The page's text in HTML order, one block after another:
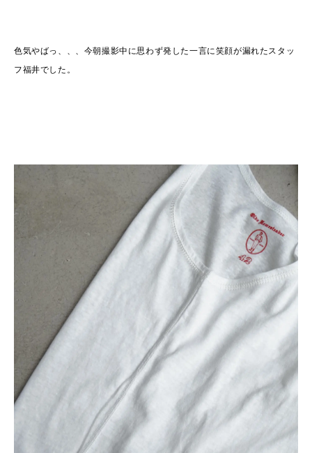
色気やばっ、、、今朝撮影中に思わず発した一言に笑顔が漏れたスタッ
フ福井でした。